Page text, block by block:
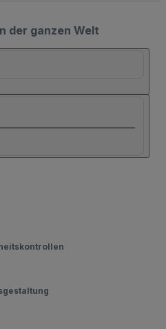
der ganzen Welt